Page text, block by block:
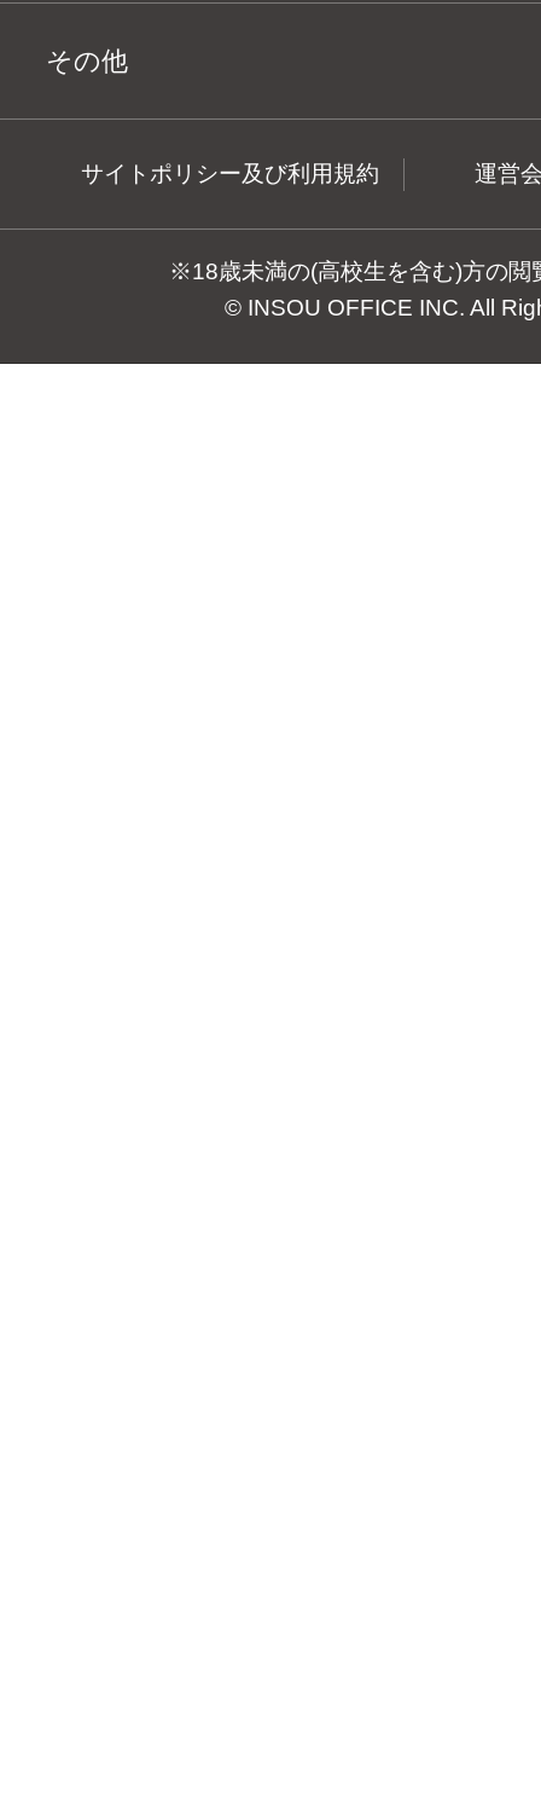
その他
サイトポリシー及び利用規約 運営
※18歳未満の(高校生を含む)方の閲
© INSOU OFFICE INC. All